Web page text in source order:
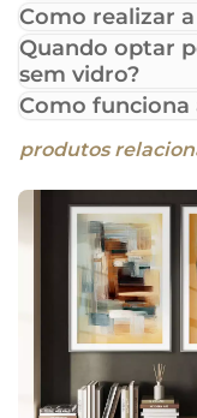
Como realizar
Quando optar
sem vidro?
Como funciona
produtos